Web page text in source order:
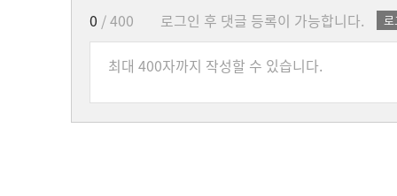
로그인 후 댓글 등록이 가능합니다.
0 / 400